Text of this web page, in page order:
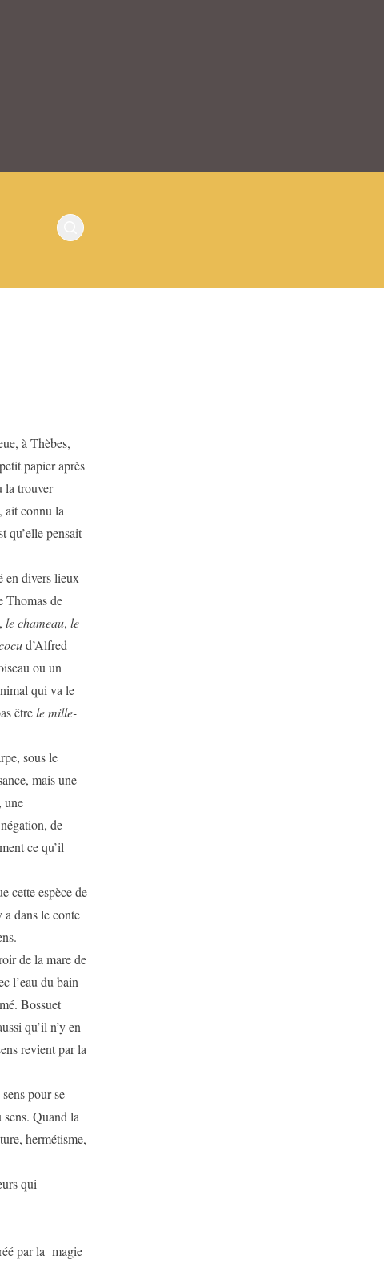
à Thèbes,
papier après
la trouver
ait connu la
qu’elle pensait
divers lieux
Thomas de
le chameau, le
d’Alfred
ou un
qui va le
êtrele mille-
sous le
mais une
une
de
ce qu’il
espèce de
dans le conte
de la mare de
l’eau du bain
Bossuet
qu’il n’y en
revient par la
pour se
Quand la
hermétisme,
qui
par la magie